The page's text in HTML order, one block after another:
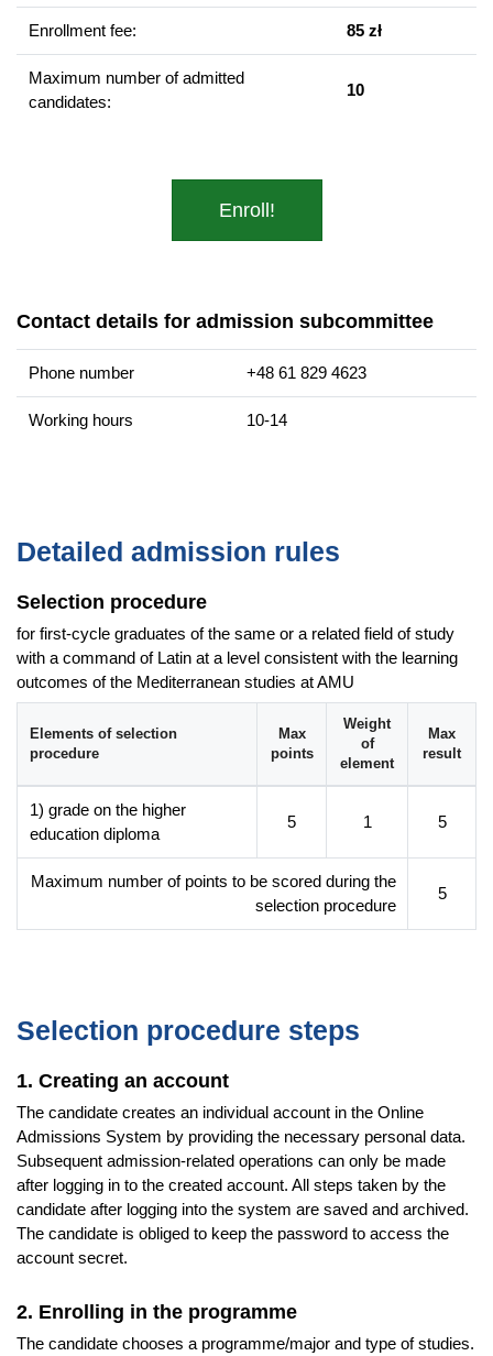
Graduate competencies
Umiejętność krytycznej interpretacji oddziaływania literatury i
śródziemnomorski.
Gotowość do aktywnego uczestniczenia w działaniach,
również zawodowych, na rzecz zachowania dziedzictwa
kulturowego, antycznego i śródziemnomorskiego.
są dość szerokie i – podobnie jak w przypadku większości
przewidzenia. Dotychczasowe doświadczenia dowodzą, że ze
względu na doskonałe przygotowanie merytoryczne, w tym
turystyką (biura podróży), instytucjach kultury (np. muzea),
powodują, że świetnie przystosowują swoje kompetencje i
wiedzę do różnych miejsc pracy.
Additional information
Enrollment fee: 85 zł
Maximum number of admitted
candidates:
10
Enroll!
Contact details for admission subcommittee
Phone number +48 61 829 4623
Working hours 10-14
Detailed admission rules
Selection procedure
for first-cycle graduates of the same or a related field of study
with a command of Latin at a level consistent with the learning
outcomes of the Mediterranean studies at AMU
Elements of selection
procedure
Max
points
Weight
of
element
Max
result
1) grade on the higher
education diploma
5 1 5
Maximum number of points to be scored during the
selection procedure
5
Selection procedure steps
1. Creating an account
The candidate creates an individual account in the Online
Admissions System by providing the necessary personal data.
Subsequent admission-related operations can only be made
after logging in to the created account. All steps taken by the
candidate after logging into the system are saved and archived.
The candidate is obliged to keep the password to access the
account secret.
2. Enrolling in the programme
The candidate chooses a programme/major and type of studies.